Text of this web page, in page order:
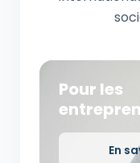
Pour les
En